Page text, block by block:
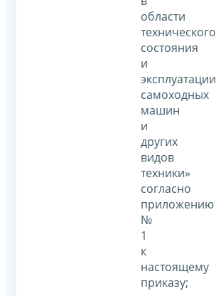
области
технического
состояния
и
эксплуатации
самоходных
машин
и
других
видов
техники»
согласно
приложению
№
1
к
настоящему
приказу;